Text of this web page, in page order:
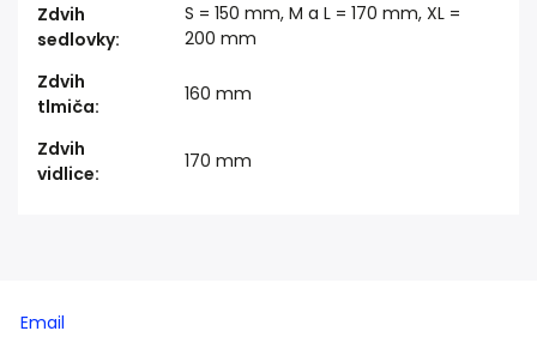
Zdvih
sedlovky:
S = 150 mm, M a L = 170 mm, XL =
200 mm
Zdvih
tlmiča:
160 mm
Zdvih
vidlice:
170 mm
Email